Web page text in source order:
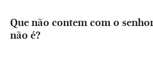
Que não contem com o
não é?